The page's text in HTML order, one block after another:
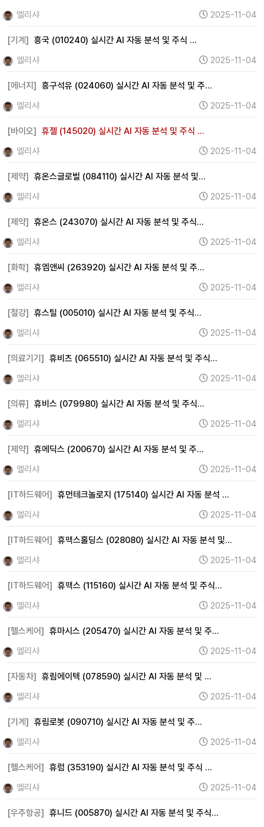
엘리샤
2025-11-04
[기계] 흥국 (010240) 실시간 AI 자동 분석 및 주식 …
엘리샤
2025-11-04
[에너지] 흥구석유 (024060) 실시간 AI 자동 분석 및 주…
엘리샤
2025-11-04
[바이오] 휴젤 (145020) 실시간 AI 자동 분석 및 주식 …
엘리샤
2025-11-04
[제약] 휴온스글로벌 (084110) 실시간 AI 자동 분석 및…
엘리샤
2025-11-04
[제약] 휴온스 (243070) 실시간 AI 자동 분석 및 주식…
엘리샤
2025-11-04
[화학] 휴엠앤씨 (263920) 실시간 AI 자동 분석 및 주…
엘리샤
2025-11-04
[철강] 휴스틸 (005010) 실시간 AI 자동 분석 및 주식…
엘리샤
2025-11-04
[의료기기] 휴비츠 (065510) 실시간 AI 자동 분석 및 주식…
엘리샤
2025-11-04
[의류] 휴비스 (079980) 실시간 AI 자동 분석 및 주식…
엘리샤
2025-11-04
[제약] 휴메딕스 (200670) 실시간 AI 자동 분석 및 주…
엘리샤
2025-11-04
[IT하드웨어] 휴먼테크놀로지 (175140) 실시간 AI 자동 분석 …
엘리샤
2025-11-04
[IT하드웨어] 휴맥스홀딩스 (028080) 실시간 AI 자동 분석 및…
엘리샤
2025-11-04
[IT하드웨어] 휴맥스 (115160) 실시간 AI 자동 분석 및 주식…
엘리샤
2025-11-04
[헬스케어] 휴마시스 (205470) 실시간 AI 자동 분석 및 주…
엘리샤
2025-11-04
[자동차] 휴림에이텍 (078590) 실시간 AI 자동 분석 및 …
엘리샤
2025-11-04
[기계] 휴림로봇 (090710) 실시간 AI 자동 분석 및 주…
엘리샤
2025-11-04
[헬스케어] 휴럼 (353190) 실시간 AI 자동 분석 및 주식 …
엘리샤
2025-11-04
[우주항공] 휴니드 (005870) 실시간 AI 자동 분석 및 주식…